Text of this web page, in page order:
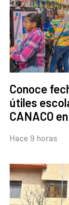
Conoce
útiles
CANACO
Hace 9 horas